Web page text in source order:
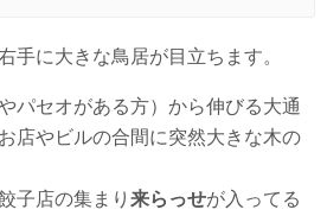
手に大きな鳥居が目立ちます。
やパセオがある方）から伸びる大通
店やビルの合間に突然大きな木の
子店の集まり 来らっせが入ってる